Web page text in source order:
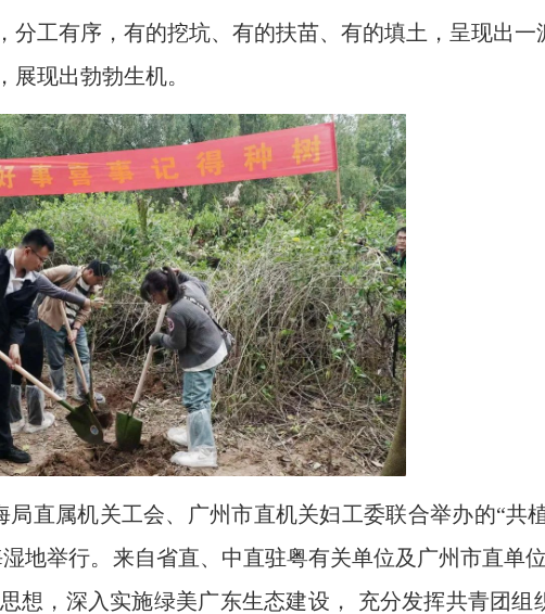
有序，有的挖坑、有的扶苗、有的填土，呈现出一
现出勃勃生机。
属机关工会、广州市直机关妇工委联合举办的“共
地举行。来自省直、中直驻粤有关单位及广州市直单
想，深入实施绿美广东生态建设， 充分发挥共青团组